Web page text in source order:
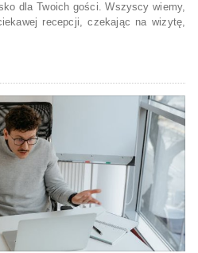
dla Twoich gości. Wszyscy wiemy,
recepcji, czekając na wizytę,